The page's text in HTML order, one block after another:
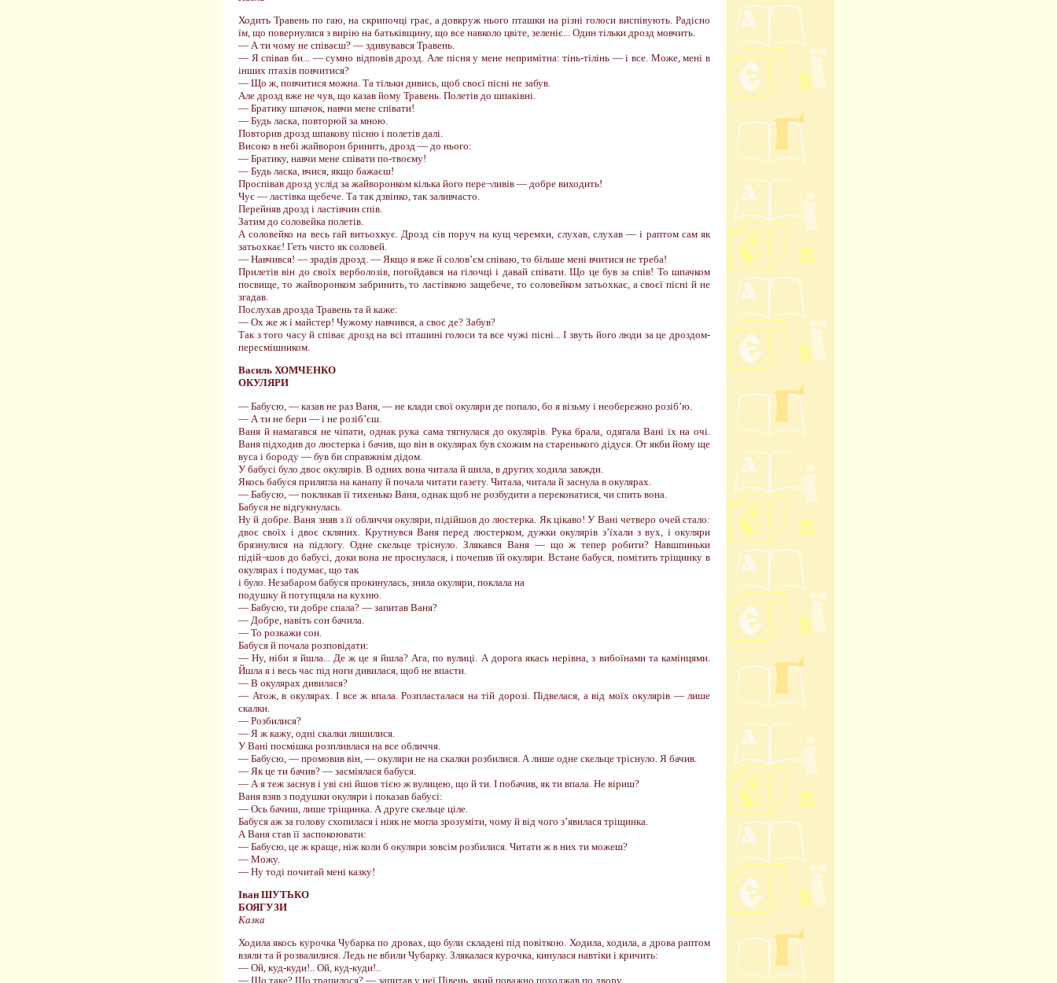
Ходить Травень по гаю, на скрипочці грає, а довкруж нього пташки на різні голоси виспівують. Радісно
їм, що повернулися з вирію на батьківщину, що все навколо цвіте, зеленіє... Один тільки дрозд мовчить.
— А ти чому не співаєш? — здивувався Травень.
— Я співав би... — сумно відповів дрозд. Але пісня у мене непримітна: тінь-тілінь — і все. Може, мені в
інших птахів повчитися?
— Що ж, повчитися можна. Та тільки дивись, щоб своєї пісні не забув.
Але дрозд вже не чув, що казав йому Травень. Полетів до шпаківні.
— Братику шпачок, навчи мене співати!
— Будь ласка, повторюй за мною.
Повторив дрозд шпакову пісню і полетів далі.
Високо в небі жайворон бринить, дрозд — до нього:
— Братику, навчи мене співати по-твоєму!
— Будь ласка, вчися, якщо бажаєш!
Проспівав дрозд услід за жайворонком кілька його пере¬ливів — добре виходить!
Чує — ластівка щебече. Та так дзвінко, так заливчасто.
Перейняв дрозд і ластівчин спів.
Затим до соловейка полетів.
А соловейко на весь гай витьохкує. Дрозд сів поруч на кущ черемхи, слухав, слухав — і раптом сам як
затьохкає! Геть чисто як соловей.
— Навчився! — зрадів дрозд. — Якщо я вже й солов’єм співаю, то більше мені вчитися не треба!
Прилетів він до своїх верболозів, погойдався на гілочці і давай співати. Що це був за спів! То шпачком
посвище, то жайворонком забринить, то ластівкою защебече, то соловейком затьохкає, а своєї пісні й не
згадав.
Послухав дрозда Травень та й каже:
— Ох же ж і майстер! Чужому навчився, а своє де? Забув?
Так з того часу й співає дрозд на всі пташині голоси та все чужі пісні... І звуть його люди за це дроздом-
пересмішником.
Василь ХОМЧЕНКО
ОКУЛЯРИ
— Бабусю, — казав не раз Ваня, — не клади свої окуляри де попало, бо я візьму і необережно розіб’ю.
— А ти не бери — і не розіб’єш.
Ваня й намагався не чіпати, однак рука сама тягнулася до окулярів. Рука брала, одягала Вані їх на очі.
Ваня підходив до люстерка і бачив, що він в окулярах був схожим на старенького дідуся. От якби йому ще
вуса і бороду — був би справжнім дідом.
У бабусі було двоє окулярів. В одних вона читала й шила, в других ходила завжди.
Якось бабуся прилягла на канапу й почала читати газету. Читала, читала й заснула в окулярах.
— Бабусю, — покликав її тихенько Ваня, однак щоб не розбудити а переконатися, чи спить вона.
Бабуся не відгукнулась.
Ну й добре. Ваня зняв з її обличчя окуляри, підійшов до люстерка. Як цікаво! У Вані четверо очей стало:
двоє своїх і двоє скляних. Крутнувся Ваня перед люстерком, дужки окулярів з’їхали з вух, і окуляри
брязнулися на підлогу. Одне скельце тріснуло. Злякався Ваня — що ж тепер робити? Навшпиньки
підій¬шов до бабусі, доки вона не проснулася, і почепив їй окуляри. Встане бабуся, помітить тріщинку в
окулярах і подумає, що так
і було. Незабаром бабуся прокинулась, зняла окуляри, поклала на
подушку й потупцяла на кухню.
— Бабусю, ти добре спала? — запитав Ваня?
— Добре, навіть сон бачила.
— То розкажи сон.
Бабуся й почала розповідати:
— Ну, ніби я йшла... Де ж це я йшла? Ага, по вулиці. А дорога якась нерівна, з вибоїнами та камінцями.
Йшла я і весь час під ноги дивилася, щоб не впасти.
— В окулярах дивилася?
— Атож, в окулярах. І все ж впала. Розпласталася на тій дорозі. Підвелася, а від моїх окулярів — лише
скалки.
— Розбилися?
— Я ж кажу, одні скалки лишилися.
У Вані посмішка розпливлася на все обличчя.
— Бабусю, — промовив він, — окуляри не на скалки розбилися. А лише одне скельце тріснуло. Я бачив.
— Як це ти бачив? — засміялася бабуся.
— А я теж заснув і уві сні йшов тією ж вулицею, що й ти. І побачив, як ти впала. Не віриш?
Ваня взяв з подушки окуляри і показав бабусі:
— Ось бачиш, лише тріщинка. А друге скельце ціле.
Бабуся аж за голову схопилася і ніяк не могла зрозуміти, чому й від чого з’явилася тріщинка.
А Ваня став її заспокоювати:
— Бабусю, це ж краще, ніж коли б окуляри зовсім розбилися. Читати ж в них ти можеш?
— Можу.
— Ну тоді почитай мені казку!
Іван ШУТЬКО
БОЯГУЗИ
Казка
Ходила якось курочка Чубарка по дровах, що були складені під повіткою. Ходила, ходила, а дрова раптом
взяли та й розвалилися. Ледь не вбили Чубарку. Злякалася курочка, кинулася навтіки і кричить:
— Ой, куд-куди!.. Ой, куд-куди!..
— Що таке? Що трапилося? — запитав у неї Півень, який поважно походжав по двору.